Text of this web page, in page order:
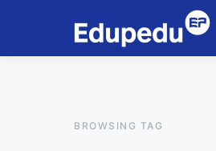
BROWSING TAG